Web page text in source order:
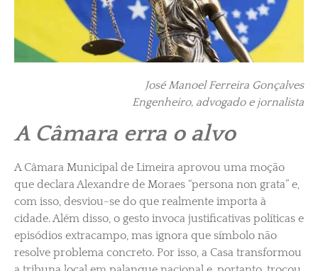
José Manoel Ferreira Gonçalves
Engenheiro, advogado e jornalista
A Câmara erra o alvo
A Câmara Municipal de Limeira aprovou uma moção
que declara Alexandre de Moraes “persona non grata” e,
com isso, desviou-se do que realmente importa à
cidade. Além disso, o gesto invoca justificativas políticas e
episódios extracampo, mas ignora que símbolo não
resolve problema concreto. Por isso, a Casa transformou